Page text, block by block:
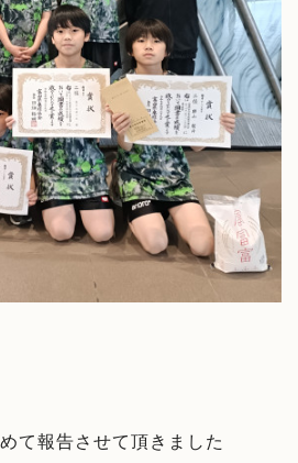
て報告させて頂きました